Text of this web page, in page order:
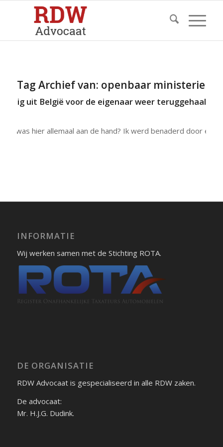
Tag Archief van: openbaar ministerie
uit België voor de eigenaar weer teruggehaald.
Wat was hier allemaal aan de hand? Ik werd benaderd door een…
INFORMATIE
Wij werken samen met de Stichting ROTA.
DE ORGANISATIE
RDW Advocaat is gespecialiseerd in alle RDW zaken.
De advocaat:
Mr. H.J.G. Dudink.